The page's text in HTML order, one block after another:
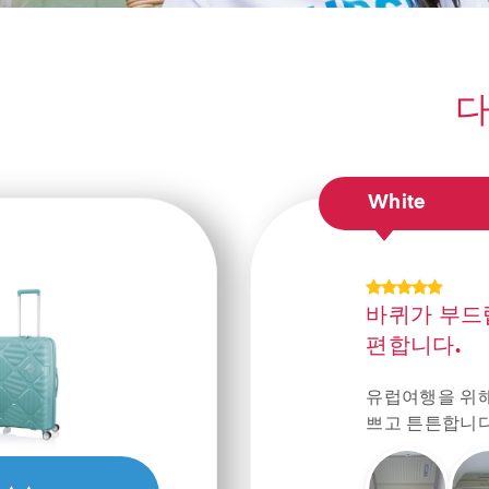
White
바퀴가 부
편합니다.
유럽여행을 위해 구매 했어요. 크기, 사용편의성, 색깔도 이
쁘고 튼튼합니